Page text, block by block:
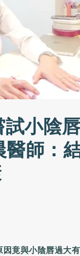
小陰
師：
竟與小陰唇過大